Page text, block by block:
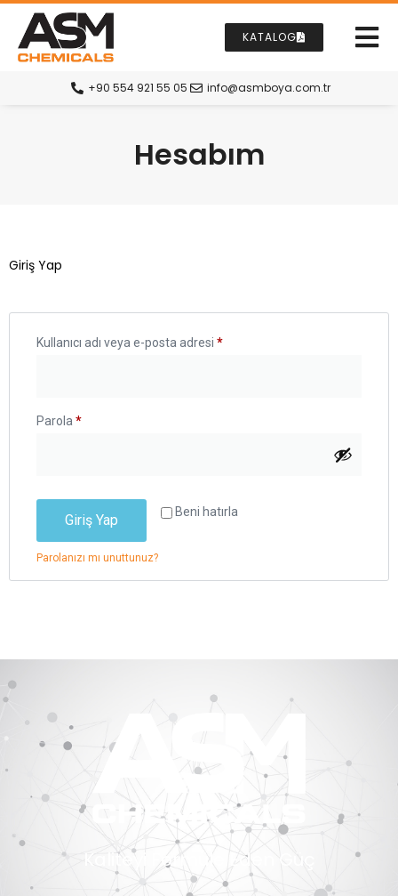
+90 554 921 55 05 info@asmboya.com.tr
KATALOG
Hesabım
Giriş Yap
Kullanıcı adı veya e-posta adresi *
Parola*
Beni hatırla
Giriş Yap
Parolanızı mı unuttunuz?
Kaliteyi Formüle Eden Güç